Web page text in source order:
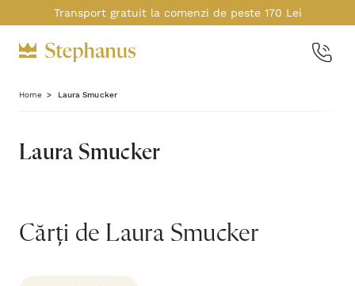
Transport gratuit la comenzi de peste 170 Lei
Home Laura Smucker
Laura Smucker
Cărți de Laura Smucker